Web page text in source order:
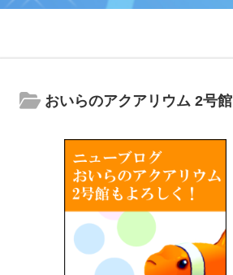
おいらのアクアリウム 2号館